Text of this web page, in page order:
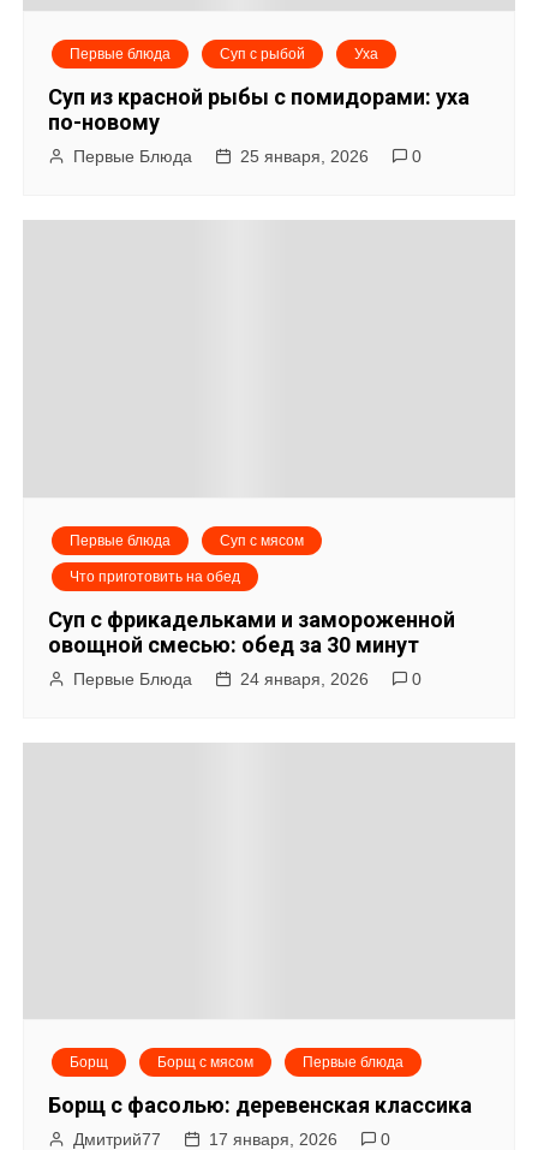
м
Первые блюда Суп с рыбой Уха
Суп из красной рыбы с помидорами: уха
по-новому
Первые Блюда 25 января, 2026 0
Первые блюда Суп с мясом
Что приготовить на обед
Суп с фрикадельками и замороженной
овощной смесью: обед за 30 минут
Первые Блюда 24 января, 2026 0
Борщ Борщ с мясом Первые блюда
Борщ с фасолью: деревенская классика
Дмитрий77 17 января, 2026 0